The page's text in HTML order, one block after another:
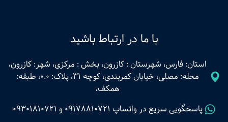
با ما در ارتباط باشید
استان: فارس، شهرستان : کازرون، بخش : مرکزی، شهر: کازرون،
محله: مصلی، خیابان کمربندی، کوچه 31، پلاک: 0.0، طبقه:
همکف،
پاسخگویی سریع در واتساپ 09178810721 و 09301810721